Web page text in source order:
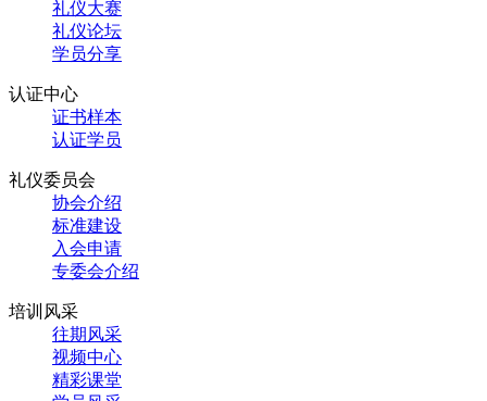
礼仪大赛
礼仪论坛
学员分享
认证中心
证书样本
认证学员
礼仪委员会
协会介绍
标准建设
入会申请
专委会介绍
培训风采
往期风采
视频中心
精彩课堂